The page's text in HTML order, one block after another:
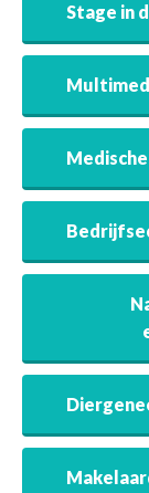
Stage in